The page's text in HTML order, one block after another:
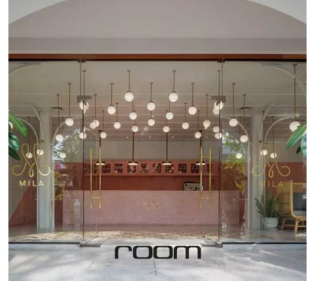
โกดังเก่าอย่างเต็มที่ โดยเฉพาะการเปิดเปลือยสภาพผนังเดิม ที่
เมตรลึกราว 16 เมตร ซึ่งได้ทิ้งร่องรอยถลอก คราบสี และการ
ลอกล่อนตามกาลเวลา ที่เจ้าของและผู้ออกแบบเห็นว่าเป็นเสน่ห์
ที่จะกลายเป็นเอกลักษณ์ของร้าน และเล่าเรื่องที่มาที่ไปของ
ย่านเก่าของเมืองแห่งนี้ได้ ภายในบรรจุบาร์ค็อกเทลตัวยาว
พร้อมที่นั่งประกบเป็นศูนย์กลางของร้าน โดยตั้งใจให้บาร์มี
ความกว้างพิเศษเพื่อซ่อนการขั้นตอนการชงเครื่องดื่มของบาร์
เทนเดอร์เป็นเสน่ห์อย่างหนึ่ง พื้นที่ที่เหลือ จัดวางเฟอร์นิเจอร์
แต่ละมุมในสไตล์วินเทจช่วยสร้างบรรยากาศ ความน่าสนใจอีก
อย่างคือการเป็นโกดังติดถนน 2 ฟาก ทำให้สามารถเปิดประตู
เข้าออกได้ทั้ง 2 ฝั่ง ซึ่งก็ได้รื้อและออกแบบใหม่ให้ทางเข้าร้าน
ทั้ง 2 เป็นผนังกระจก ซึ่งช่วยให้ร้านที่มีความลึกดูโปร่ง และได้